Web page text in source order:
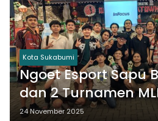
Kota Sukabumi
Ngoet Esport Sapu
dan 2 Turnamen
Chinatown Sukabumi
24 November 2025